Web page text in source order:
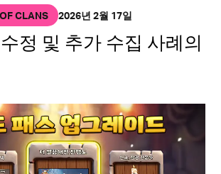
CLANS 2026년 2월 17일
정 및 추가 수집 사례의